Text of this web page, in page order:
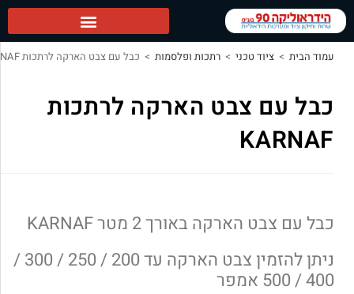
עמוד הבית > ציוד טכני > רתכות ופלסמות > כבל עם צבט הארקה לרתכות KARNAF
כבל עם צבט הארקה לרתכות
KARNAF
כבל עם צבט הארקה באורך 2 מטר KARNAF
ניתן להזמין צבט הארקה עד 200 / 250 / 300 /
400 / 500 אמפר